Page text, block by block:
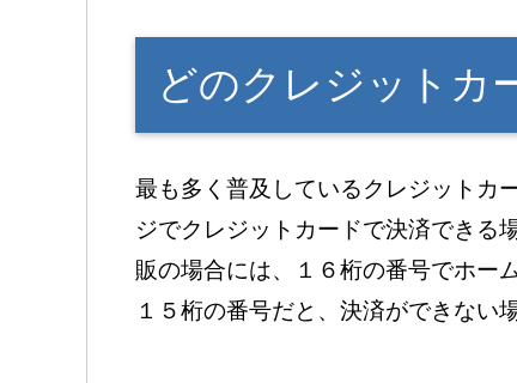
どのクレジットカ
最も多く普及しているクレジットカ
ジでクレジットカードで決済できる
販の場合には、１６桁の番号でホー
１５桁の番号だと、決済ができない